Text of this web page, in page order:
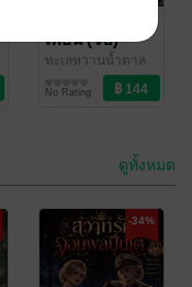
เพื่อน (จบ)
ทะเลหวานน้ำตาล
Love/Yuri
No Rating
ดูทั้งหมด
-34%